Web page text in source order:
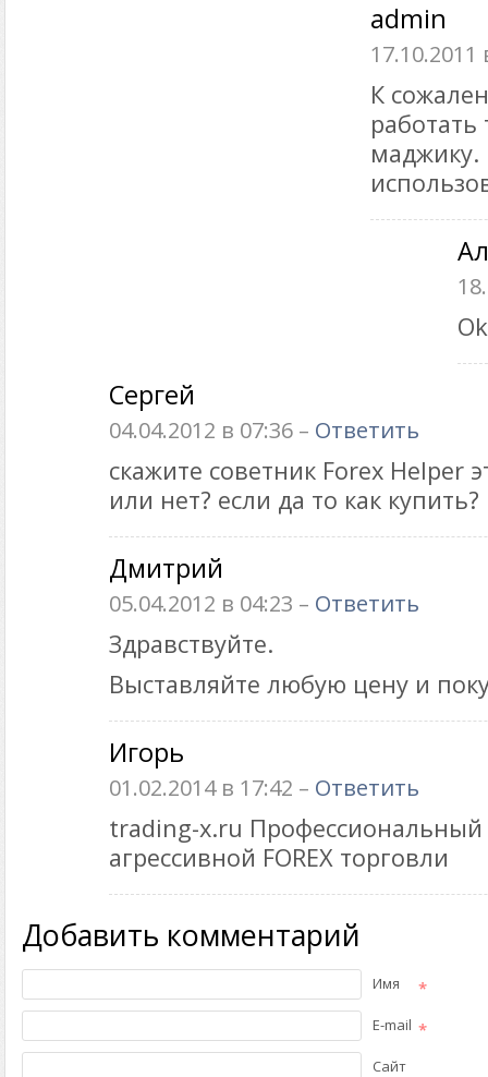
admin
17.10.2011
К
маджику.
Ok
Сергей
04.04.2012 в 07:36 – Ответить
скажите советник Forex Helper
или нет? если да то как купить?
Дмитрий
05.04.2012 в 04:23 – Ответить
Здравствуйте.
Выставляйте любую цену и
Игорь
01.02.2014 в 17:42 – Ответить
trading-x.ru Профессиональный
агрессивной FOREX торговли
Добавить комментарий
Имя *
E-mail *
Сайт